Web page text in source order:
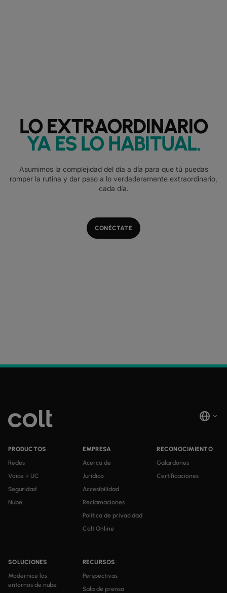
LO EXTRAORDINARIO
YA ES LO HABITUAL.
Asumimos la complejidad del día a día para que tú puedas
romper la rutina y dar paso a lo verdaderamente extraordinario,
cada día.
CONÉCTATE
PRODUCTOS
Redes
Voice + UC
Seguridad
Nube
SOLUCIONES
Modernice los
entornos de nube
RECURSOS
Perspectivas
Sala de prensa
EMPRESA
Acerca de
Jurídico
Accesibilidad
Reclamaciones
Política de privacidad
Colt Online
RECONOCIMIENTO
Galardones
Certificaciones